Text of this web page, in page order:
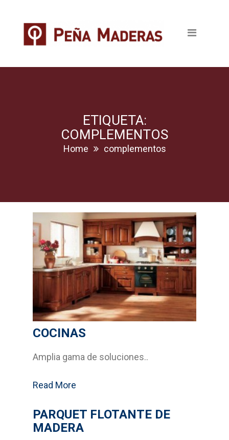
Productos
Tableros
Revestimientos
Bricolage
Cocinas
Sistemas Grass
Armarios empotrados
Servicios
ETIQUETA:
COMPLEMENTOS
Home complementos
COCINAS
Amplia gama de soluciones..
Read More
PARQUET FLOTANTE DE
MADERA